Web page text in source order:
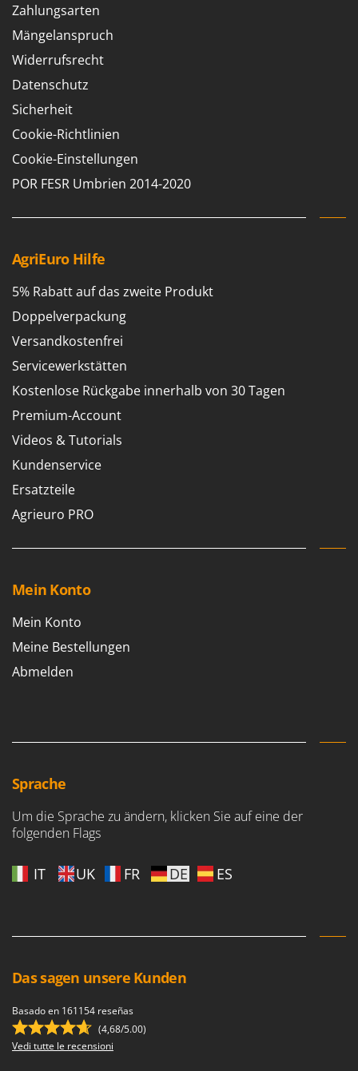
Zahlungsarten
Mängelanspruch
Widerrufsrecht
Datenschutz
Sicherheit
Cookie-Richtlinien
Cookie-Einstellungen
POR FESR Umbrien 2014-2020
AgriEuro Hilfe
5% Rabatt auf das zweite Produkt
Doppelverpackung
Versandkostenfrei
Servicewerkstätten
Kostenlose Rückgabe innerhalb von 30 Tagen
Premium-Account
Videos & Tutorials
Kundenservice
Ersatzteile
Agrieuro PRO
Mein Konto
Mein Konto
Meine Bestellungen
Abmelden
Sprache
Um die Sprache zu ändern, klicken Sie auf eine der
folgenden Flags
IT UK FR DE ES
Das sagen unsere Kunden
Basado en 161154 reseñas
(4,68/5.00)
Vedi tutte le recensioni